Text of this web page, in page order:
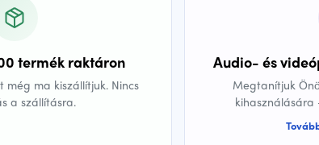
termék raktáron
ma kiszállítjuk. Nincs
a szállításra.
Audio- és
Megtanítjuk